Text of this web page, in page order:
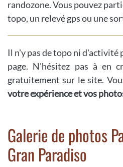
randozone. Vous pouvez
topo, un relevé gps ou une
Il n'y pas de topo ni
page. N'hésitez pas à en
gratuitement sur le site.
votre expérience et vos
Galerie de photos
Gran Paradiso